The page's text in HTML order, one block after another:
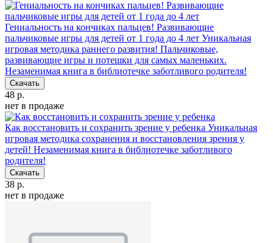
Гениальность на кончиках пальцев! Развивающие
пальчиковые игры для детей от 1 года до 4 лет Уникальная
игровая методика раннего развития! Пальчиковые,
развивающие игры и потешки для самых маленьких.
Незаменимая книга в библиотечке заботливого родителя!
Скачать
48 р.
нет в продаже
Как восстановить и сохранить зрение у ребенка Уникальная
игровая методика сохранения и восстановления зрения у
детей! Незаменимая книга в библиотечке заботливого
родителя!
Скачать
38 р.
нет в продаже